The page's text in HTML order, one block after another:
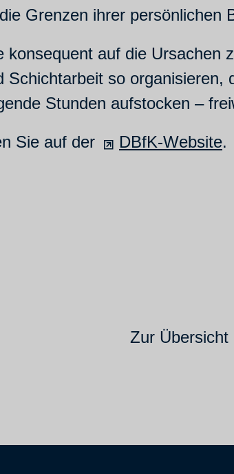
Grenzen ihrer persönlichen
auf die Ursachen
Schichtarbeit so
Stunden aufstocken –
Sie auf der DBfK-Website.
Zur Übersicht